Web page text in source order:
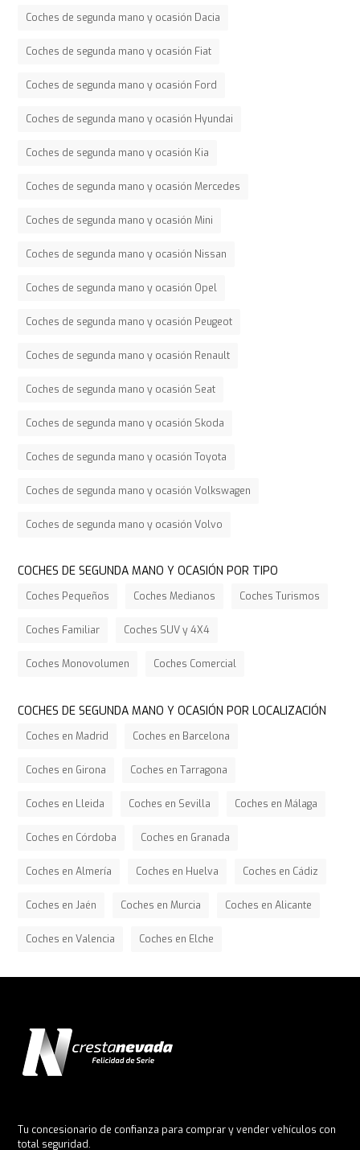
Coches de segunda mano y ocasión Dacia
Coches de segunda mano y ocasión Fiat
Coches de segunda mano y ocasión Ford
Coches de segunda mano y ocasión Hyundai
Coches de segunda mano y ocasión Kia
Coches de segunda mano y ocasión Mercedes
Coches de segunda mano y ocasión Mini
Coches de segunda mano y ocasión Nissan
Coches de segunda mano y ocasión Opel
Coches de segunda mano y ocasión Peugeot
Coches de segunda mano y ocasión Renault
Coches de segunda mano y ocasión Seat
Coches de segunda mano y ocasión Skoda
Coches de segunda mano y ocasión Toyota
Coches de segunda mano y ocasión Volkswagen
Coches de segunda mano y ocasión Volvo
COCHES DE SEGUNDA MANO Y OCASIÓN POR TIPO
Coches Pequeños Coches Medianos Coches Turismos
Coches Familiar Coches SUV y 4X4
Coches Monovolumen Coches Comercial
COCHES DE SEGUNDA MANO Y OCASIÓN POR LOCALIZACIÓN
Coches en Madrid Coches en Barcelona
Coches en Girona Coches en Tarragona
Coches en Lleida Coches en Sevilla Coches en Málaga
Coches en Córdoba Coches en Granada
Coches en Almería Coches en Huelva Coches en Cádiz
Coches en Jaén Coches en Murcia Coches en Alicante
Coches en Valencia Coches en Elche
Tu concesionario de confianza para comprar y vender vehículos con
total seguridad.